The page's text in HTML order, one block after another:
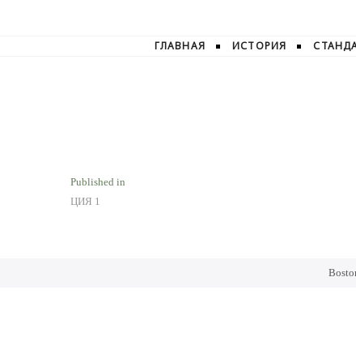
ГЛАВНАЯ ИСТОРИЯ
Навигация
по
Published in
ЦИЯ 1